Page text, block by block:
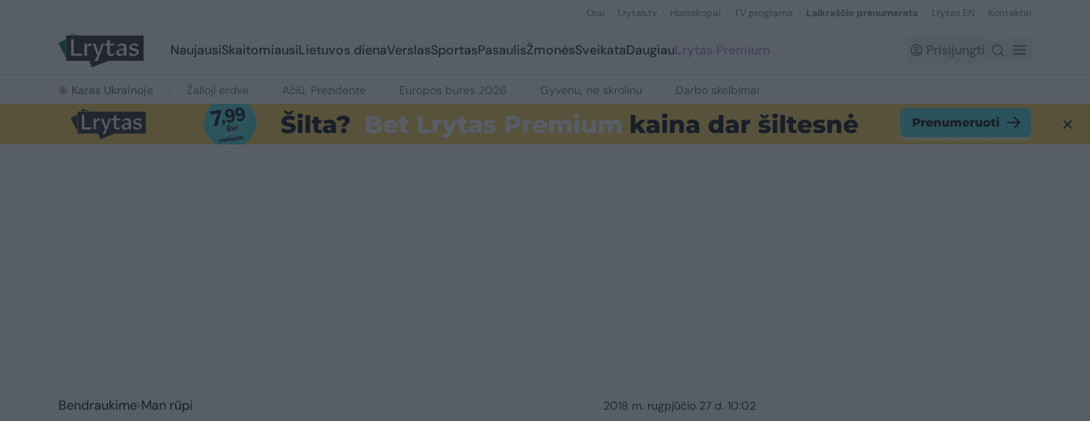
Orai Lrytas.tv Horoskopai TV programa Laikraščio prenumerata Lrytas EN Kontaktai
NaujausiSkaitomiausiLietuvos dienaVerslasSportasPasaulisŽmonėsSveikataDaugiauLrytas Premium Prisijungti
Karas Ukrainoje Žalioji erdvė Ačiū, Prezidente Europos burės 2026 Gyvenu, ne skrolinu Darbo skelbimai
Bendraukime Man rūpi 2018 m. rugpjūčio 27 d. 10:02